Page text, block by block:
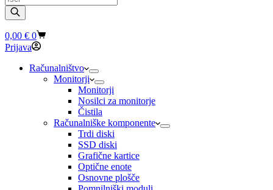
search
Shopping
cart
0,00 € 0
Prijava
Računalništvo
Monitorji
Monitorji
Nosilci za monitorje
Čistila
Računalniške komponente
Trdi diski
SSD diski
Grafične kartice
Optične enote
Osnovne plošče